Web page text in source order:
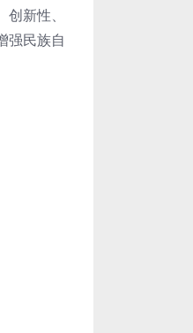
新性、
强民族自